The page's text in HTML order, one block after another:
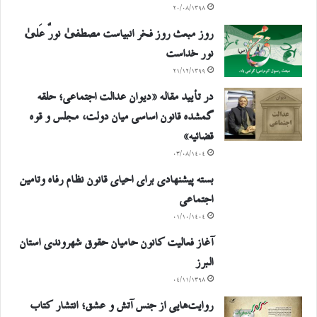
۲۰/۰۸/۱۳۹۸
روز مبعث روز فخر انبیاست مصطفیٰ نورٌ عَلیٰ
نور خداست
۲۱/۱۲/۱۳۹۹
در تأیید مقاله «دیوان عدالت اجتماعی؛ حلقه
گمشده قانون اساسی میان دولت، مجلس و قوه
قضائیه»
۰۳/۰۸/۱۴۰۴
بسته پیشنهادی برای احیای قانون نظام رفاه وتامین
اجتماعی
۰۱/۱۰/۱۴۰۴
آغاز فعالیت کانون حامیان حقوق شهروندی استان
البرز
۰۴/۱۱/۱۳۹۸
روایت‌هایی از جنس آتش و عشق؛ انتشار کتاب